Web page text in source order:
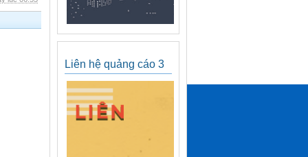
Liên hệ quảng cáo 3